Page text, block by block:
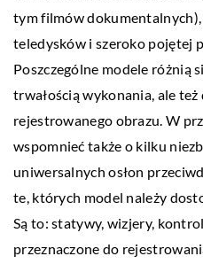
tym filmów
teledysków i szeroko pojętej
Poszczególne modele różnią
trwałością wykonania, ale też
rejestrowanego obrazu. W
wspomnieć także o kilku
uniwersalnych osłon
te, których model należy
Są to: statywy, wizjery,
przeznaczone do